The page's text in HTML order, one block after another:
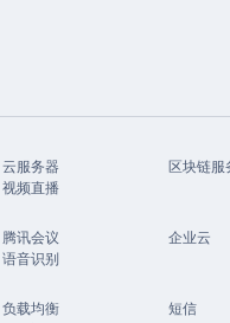
云服务器 区块链服
视频直播
腾讯会议 企业云
语音识别
负载均衡 短信